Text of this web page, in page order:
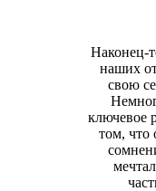
Наконец-
наших
свою
ключевое
том, что